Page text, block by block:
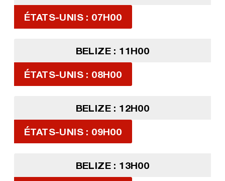
ÉTATS-UNIS : 07H00
BELIZE : 11H00
ÉTATS-UNIS : 08H00
BELIZE : 12H00
ÉTATS-UNIS : 09H00
BELIZE : 13H00